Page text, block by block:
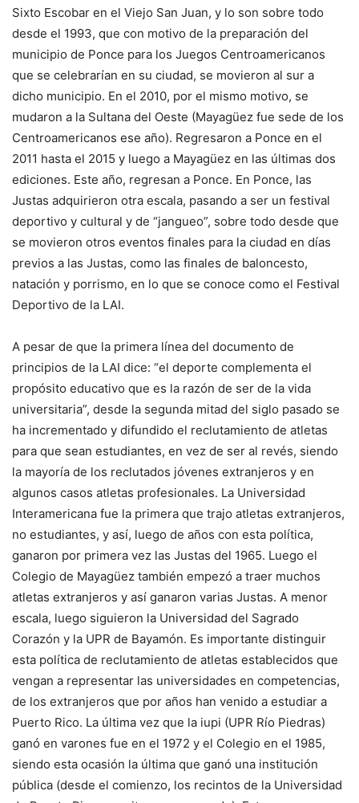
Sixto Escobar en el Viejo San Juan, y lo son sobre todo
desde el 1993, que con motivo de la preparación del
municipio de Ponce para los Juegos Centroamericanos
que se celebrarían en su ciudad, se movieron al sur a
dicho municipio. En el 2010, por el mismo motivo, se
mudaron a la Sultana del Oeste (Mayagüez fue sede de los
Centroamericanos ese año). Regresaron a Ponce en el
2011 hasta el 2015 y luego a Mayagüez en las últimas dos
ediciones. Este año, regresan a Ponce. En Ponce, las
Justas adquirieron otra escala, pasando a ser un festival
deportivo y cultural y de “jangueo”, sobre todo desde que
se movieron otros eventos finales para la ciudad en días
previos a las Justas, como las finales de baloncesto,
natación y porrismo, en lo que se conoce como el Festival
Deportivo de la LAI.
A pesar de que la primera línea del documento de
principios de la LAI dice: “el deporte complementa el
propósito educativo que es la razón de ser de la vida
universitaria”, desde la segunda mitad del siglo pasado se
ha incrementado y difundido el reclutamiento de atletas
para que sean estudiantes, en vez de ser al revés, siendo
la mayoría de los reclutados jóvenes extranjeros y en
algunos casos atletas profesionales. La Universidad
Interamericana fue la primera que trajo atletas extranjeros,
no estudiantes, y así, luego de años con esta política,
ganaron por primera vez las Justas del 1965. Luego el
Colegio de Mayagüez también empezó a traer muchos
atletas extranjeros y así ganaron varias Justas. A menor
escala, luego siguieron la Universidad del Sagrado
Corazón y la UPR de Bayamón. Es importante distinguir
esta política de reclutamiento de atletas establecidos que
vengan a representar las universidades en competencias,
de los extranjeros que por años han venido a estudiar a
Puerto Rico. La última vez que la iupi (UPR Río Piedras)
ganó en varones fue en el 1972 y el Colegio en el 1985,
siendo esta ocasión la última que ganó una institución
pública (desde el comienzo, los recintos de la Universidad